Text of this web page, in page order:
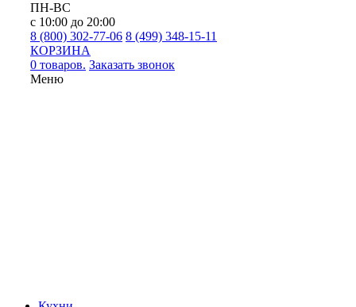
ПН-ВС
с 10:00 до 20:00
8 (800) 302-77-06 8 (499) 348-15-11
КОРЗИНА
0 товаров. Заказать звонок
Меню